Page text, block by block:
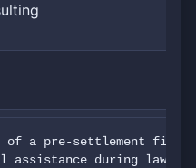
of a pre-settlement
assistance during